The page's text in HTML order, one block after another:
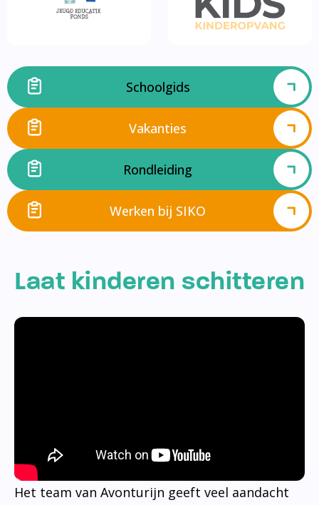
Schoolgids
Vakanties
Rondleiding
Werken bij SIKO
Laat kinderen schitteren
Het team van Avonturijn geeft veel aandacht